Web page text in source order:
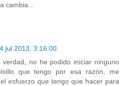
cambia...
jul 2013, 3:16:00
no he podido iniciar ninguno
que tengo por esa razón, me
esfuerzo que tengo que hacer para